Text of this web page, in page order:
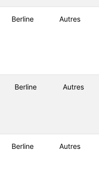
Berline Autres
Berline Autres
Berline Autres